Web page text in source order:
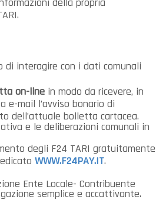
I.
di interagire con i dati comunali
on-line in modo da ricevere, in
e-mail l’avviso bonario di
dell’attuale bolletta cartacea.
e le deliberazioni comunali in
degli F24 TARI gratuitamente
WWW.F24PAY.IT.
Ente Locale- Contribuente
semplice e accattivante.